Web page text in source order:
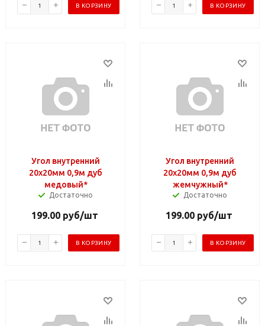
В КОРЗИНУ В КОРЗИНУ
Угол внутренний
20х20мм 0,9м дуб
медовый*
Достаточно
199.00руб/шт
В КОРЗИНУ
Угол внутренний
20х20мм 0,9м дуб
жемчужный*
Достаточно
199.00руб/шт
В КОРЗИНУ